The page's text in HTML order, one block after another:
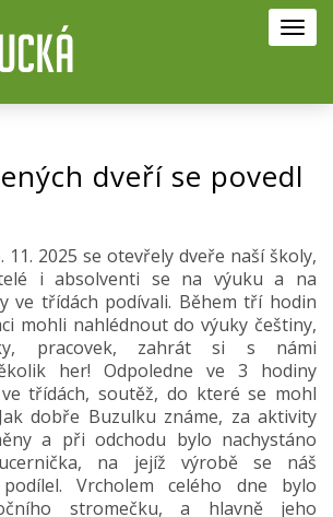
dveří se povedl
11. 2025 se otevřely dveře naší školy,
i absolventi se na výuku a na
ve třídách podívali. Během tří hodin
mohli nahlédnout do výuky češtiny,
pracovek, zahrát si s námi
her! Odpoledne ve 3 hodiny
třídách, soutěž, do které se mohl
dobře Buzulku známe, za aktivity
a při odchodu bylo nachystáno
na jejíž výrobě se náš
Vrcholem celého dne bylo
stromečku, a hlavně jeho